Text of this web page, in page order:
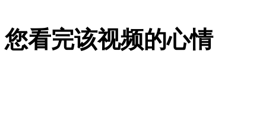
拍客：上海 女子被劫持6小时
您看完该视频的心情